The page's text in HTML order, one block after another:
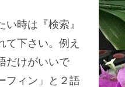
時は『検索』
て下さい。例え
だけがいいで
ィン」と２語